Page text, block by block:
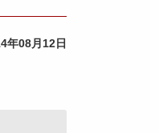
年08月12日